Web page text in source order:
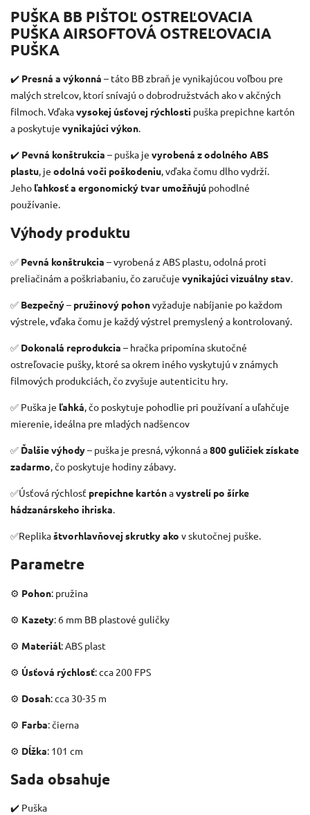
PUŠKA BB PIŠTOĽ OSTREĽOVACIA
PUŠKA AIRSOFTOVÁ OSTREĽOVACIA
PUŠKA
✔️ Presná a výkonná – táto BB zbraň je vynikajúcou voľbou pre
malých strelcov, ktorí snívajú o dobrodružstvách ako v akčných
filmoch. Vďakavysokej úsťovej rýchlosti puška prepichne kartón
a poskytuje vynikajúci výkon.
✔️ Pevná konštrukcia – puška je vyrobená z odolného ABS
plastu, je odolná voči poškodeniu, vďaka čomu dlho vydrží.
Jeho ľahkosť a ergonomický tvar umožňujú pohodlné
používanie.
Výhody produktu
✅ Pevná konštrukcia – vyrobená z ABS plastu, odolná proti
preliačinám a poškriabaniu, čo zaručuje vynikajúci vizuálny stav.
✅ Bezpečný– pružinový pohonvyžaduje nabíjanie po každom
výstrele, vďaka čomu je každý výstrel premyslený a kontrolovaný.
✅ Dokonalá reprodukcia – hračka pripomína skutočné
ostreľovacie pušky, ktoré sa okrem iného vyskytujú v známych
filmových produkciách, čo zvyšuje autenticitu hry.
✅ Puška je ľahká, čo poskytuje pohodlie pri používaní a uľahčuje
mierenie, ideálna pre mladých nadšencov
✅ Ďalšie výhody– puška je presná, výkonná a800 guličiek získate
zadarmo, čo poskytuje hodiny zábavy.
✅Úsťová rýchlosť prepichne kartónavystrelí po šírke
hádzanárskeho ihriska.
✅Replikaštvorhlavňovej skrutky ako v skutočnej puške.
Parametre
⚙️ Pohon: pružina
⚙️ Kazety: 6 mm BB plastové guličky
⚙️ Materiál: ABS plast
⚙️ Úsťová rýchlosť: cca 200 FPS
⚙️ Dosah: cca 30-35 m
⚙️ Farba: čierna
⚙️ Dĺžka: 101 cm
Sada obsahuje
✔️ Puška